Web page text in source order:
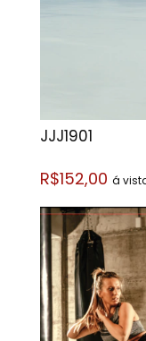
JJJ1901
R$152,00 á